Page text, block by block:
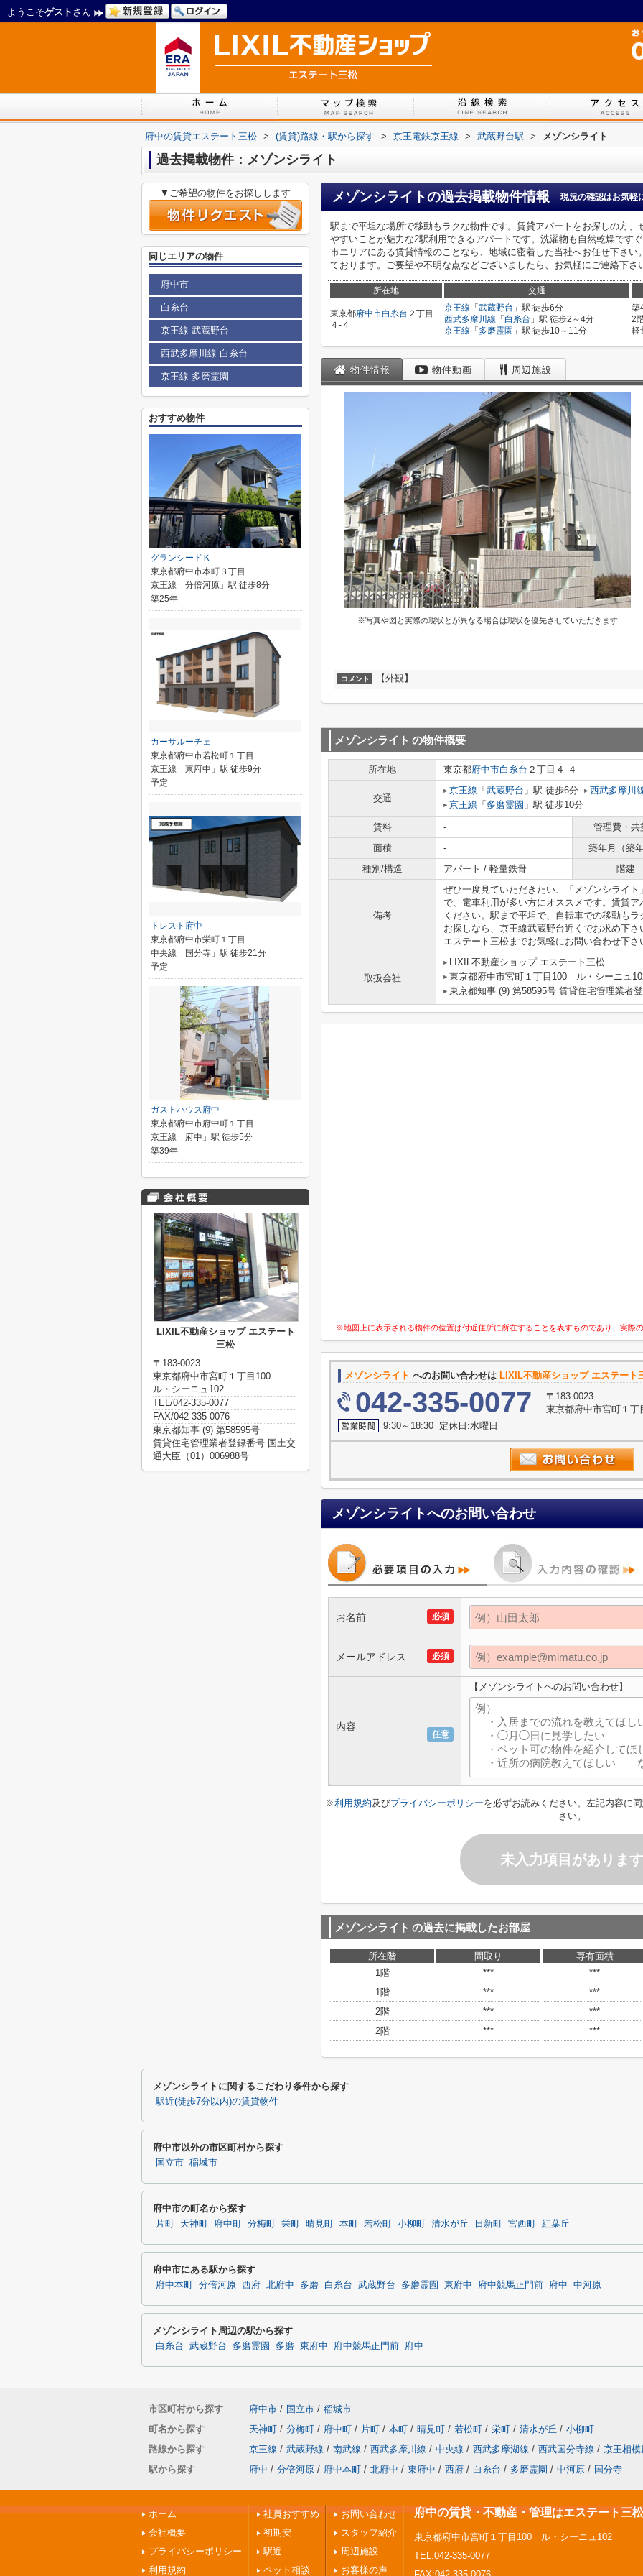
ようこそゲスト さん
府中の賃貸エステート三松 > (賃貸)路線・駅から探す > 京王電鉄京王線 > 武蔵野台駅 > メゾンシライト
過去掲載物件：メゾンシライト
メゾンシライトの過去掲載物件情報 現況の確認はお気軽
駅まで平坦な場所で移動もラクな物件です。賃貸アパートをお探しの方
やすいことが魅力な2駅利用できるアパートです。洗濯物も自然乾燥です
市エリアにある賃貸情報のことなら、地域に密着した当社へお任せ下さ
ております。ご要望や不明な点などございましたら、お気軽にご連絡下さ
所在地 交通
東京都府中市白糸台 ２丁目
４-４
京王線 「 武蔵野台 」駅 徒歩6分
西武多摩川線 「 白糸台 」駅 徒歩2～4分
京王線 「 多磨霊園 」駅 徒歩10～11分
築
2
軽
物件情報 物件動画 周辺施設
※写真や図と実際の現状とが異なる場合は現状を優先させていただきます
コメント 【外観】
メゾンシライト の物件概要
所在地 東京都府中市白糸台 ２丁目４-４
交通
京王線 「 武蔵野台 」駅 徒歩6分
西武多摩川
京王線 「 多磨霊園 」駅 徒歩10分
賃料 -
管理費・共
面積
-
築年月（築
種別/構造
アパート / 軽量鉄骨 階建
備考
ぜひ一度見ていただきたい、「メゾンシライ
で、電車利用が多い方にオススメです。賃貸
ください。駅まで平坦で、自転車での移動も
お探しなら、京王線武蔵野台近くでお求め下
エステート三松までお気軽にお問い合わせ下さ
取扱会社
LIXIL不動産ショップ エステート三松
東京都府中市宮町１丁目100 ル・シーニュ
東京都知事 (9) 第58595号 賃貸住宅管理業者
※地図上に表示される物件の位置は付近住所に所在することを表すものであり、実際
メゾンシライト へのお問い合わせは LIXIL不動産ショップ エステート
042-335-0077
〒183-0023
東京都府中市宮町１
9:30～18:30 定休日:水曜日
メゾンシライトへのお問い合わせ
必須
お名前
必須
メールアドレス
任意
内容
【メゾンシライトへのお問い合わせ】
※利用規約及びプライバシーポリシーを必ずお読みください。左記内容に
さい。
未入力項目があります
メゾンシライト の過去に掲載したお部屋
所在階 間取り
専有面積
1階
***
***
1階
***
***
2階
***
***
2階
*** ***
▼ご希望の物件をお探しします
同じエリアの物件
府中市
白糸台
京王線 武蔵野台
西武多摩川線 白糸台
京王線 多磨霊園
おすすめ物件
グランシードＫ
東京都府中市本町３丁目
京王線「分倍河原」駅 徒歩8分
築25年
カーサルーチェ
東京都府中市若松町１丁目
京王線「東府中」駅 徒歩9分
予定
トレスト府中
東京都府中市栄町１丁目
中央線「国分寺」駅 徒歩21分
予定
ガストハウス府中
東京都府中市府中町１丁目
京王線「府中」駅 徒歩5分
築39年
LIXIL不動産ショップ エステート
三松
〒183-0023
東京都府中市宮町１丁目100
ル・シーニュ102
TEL/042-335-0077
FAX/042-335-0076
東京都知事 (9) 第58595号
賃貸住宅管理業者登録番号 国土交
通大臣（01）006988号
メゾンシライトに関するこだわり条件から探す
駅近(徒歩7分以内)の賃貸物件
府中市以外の市区町村から探す
国立市 稲城市
府中市の町名から探す
片町 天神町 府中町 分梅町 栄町 晴見町 本町 若松町 小柳町 清水が丘 日新町 宮西町 紅葉丘
府中市にある駅から探す
府中本町 分倍河原 西府 北府中 多磨 白糸台 武蔵野台 多磨霊園 東府中 府中競馬正門前 府中 中河原
メゾンシライト周辺の駅から探す
白糸台 武蔵野台 多磨霊園 多磨 東府中 府中競馬正門前 府中
市区町村から探す 府中市 / 国立市 / 稲城市
町名から探す
天神町 / 分梅町 / 府中町 / 片町 / 本町 / 晴見町 / 若松町 / 栄町 / 清水が丘 / 小柳町
路線から探す
京王線 / 武蔵野線 / 南武線 / 西武多摩川線 / 中央線 / 西武多摩湖線 / 西武国分寺線 / 京王相模
駅から探す
府中 / 分倍河原 / 府中本町 / 北府中 / 東府中 / 西府 / 白糸台 / 多磨霊園 / 中河原 / 国分寺
ホーム
会社概要
プライバシーポリシー
利用規約
社員おすすめ
初期安
駅近
ペット相談
お問い合わせ
スタッフ紹介
周辺施設
お客様の声
府中の賃貸・不動産・管理はエステート三松
東京都府中市宮町１丁目100 ル・シーニュ102
TEL:042-335-0077